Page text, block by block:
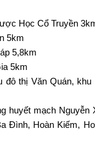
Học Cổ Truyền
5km
5,8km
5km
đô thị Văn Quán,
huyết mạch Nguyễn
Đình, Hoàn Kiếm,